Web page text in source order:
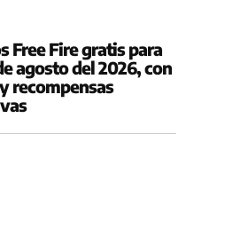
Free Fire gratis para
agosto del 2026, con
recompensas